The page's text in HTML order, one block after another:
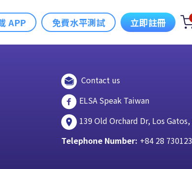
APP 免費水平測試 立即註冊
Contact us
ELSA Speak Taiwan
139 Old Orchard Dr, Los Gatos,
Telephone Number: +84 28